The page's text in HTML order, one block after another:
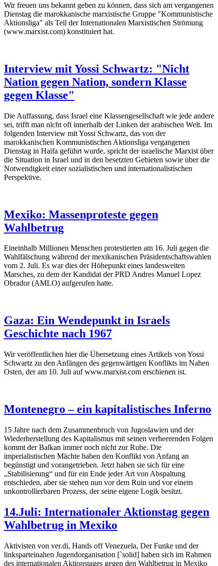
Wir freuen uns bekannt geben zu können, dass sich am vergangenen
Dienstag die marokkanische marxistische Gruppe "Kommunistische
Aktionsliga" als Teil der Internationalen Marxistischen Strömung
(www.marxist.com) konstituiert hat.
Interview mit Yossi Schwartz: "Nicht
Nation gegen Nation, sondern Klasse
gegen Klasse"
Die Auffassung, dass Israel eine Klassengesellschaft wie jede andere
sei, trifft man nicht oft innerhalb der Linken der arabischen Welt. Im
folgenden Interview mit Yossi Schwartz, das von der
marokkanischen Kommunistischen Aktionsliga vergangenen
Dienstag in Haifa geführt wurde, spricht der israelische Marxist über
die Situation in Israel und in den besetzten Gebieten sowie über die
Notwendigkeit einer sozialistischen und internationalistischen
Perspektive.
Mexiko: Massenproteste gegen
Wahlbetrug
Eineinhalb Millionen Menschen protestierten am 16. Juli gegen die
Wahlfälschung während der mexikanischen Präsidentschaftswahlen
vom 2. Juli. Es war dies der Höhepunkt eines landesweiten
Marsches, zu dem der Kandidat der PRD Andres Manuel Lopez
Obrador (AMLO) aufgerufen hatte.
Gaza: Ein Wendepunkt in Israels
Geschichte nach 1967
Wir veröffentlichen hier die Übersetzung eines Artikels von Yossi
Schwartz zu den Anfängen des gegenwärtigen Konflikts im Nahen
Osten, der am 10. Juli auf www.marxist.com erschienen ist.
Montenegro – ein kapitalistisches Inferno
15 Jahre nach dem Zusammenbruch von Jugoslawien und der
Wiederherstellung des Kapitalismus mit seinen verheerenden Folgen
kommt der Balkan immer noch nicht zur Ruhe. Die
imperialistischen Mächte haben den Konflikt von Anfang an
begünstigt und vorangetrieben. Jetzt haben sie sich für eine
„Stabilisierung“ und für ein Ende jeder Art von Abspaltung
entschieden, aber sie stehen nun vor dem Ruin und vor einem
unkontrollierbaren Prozess, der seine eigene Logik besitzt.
14.Juli: Internationaler Aktionstag gegen
Wahlbetrug in Mexiko
Aktivisten von ver.di, Hands off Venezuela, Der Funke und der
linksparteinahen Jugendorganisation [`solid] haben sich im Rahmen
des internationalen Aktionstages gegen den Wahlbetrug in Mexiko